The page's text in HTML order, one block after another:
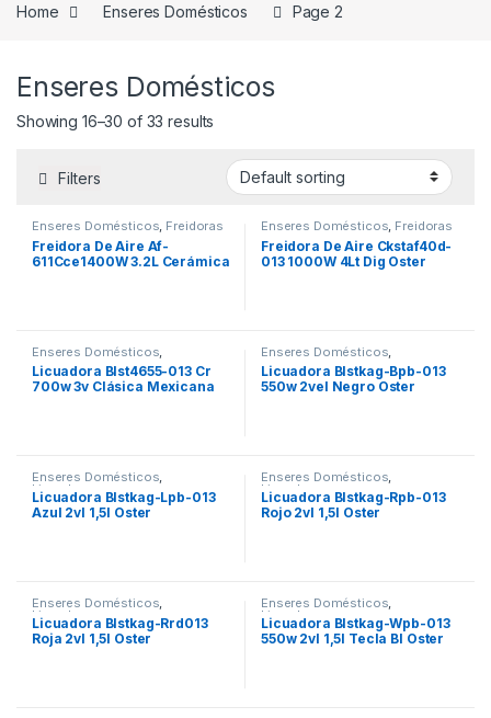
Home Enseres Domésticos Page 2
Enseres Domésticos
Showing 16–30 of 33 results
Filters
Enseres Domésticos, Freidoras
Freidora De Aire Af-
611Cce1400W 3.2L Cerámica
Enseres Domésticos, Freidoras
Freidora De Aire Ckstaf40d-
013 1000W 4Lt Dig Oster
Enseres Domésticos
Licuadoras
Licuadora Blst4655-013 Cr
700w 3v Clásica Mexicana
Enseres Domésticos
Licuadoras
Licuadora Blstkag-Bpb-013
550w 2vel Negro Oster
Enseres Domésticos,
Licuadoras
Licuadora Blstkag-Lpb-013
Azul 2vl 1,5l Oster
Enseres Domésticos,
Licuadoras
Licuadora Blstkag-Rpb-013
Rojo 2vl 1,5l Oster
Enseres Domésticos,
Licuadoras
Licuadora Blstkag-Rrd013
Roja 2vl 1,5l Oster
Enseres Domésticos,
Licuadoras
Licuadora Blstkag-Wpb-013
550w 2vl 1,5l Tecla Bl Oster